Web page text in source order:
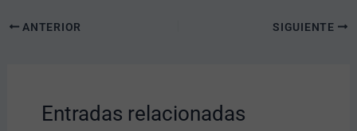
ANTERIOR SIGUIENTE
Entradas relacionadas